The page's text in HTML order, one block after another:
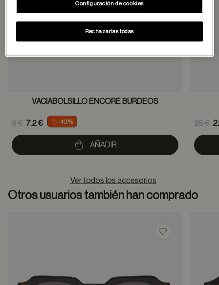
VACIABOLSILLO ENCORE BURDEOS
Price reduced from
8 €
to
7.2 € -10%
AÑADIR
25 €
to
Ver todos los accesorios
Otros usuarios también han comprado
Guardar en
Configuración de cookies
Rechazarlas todas